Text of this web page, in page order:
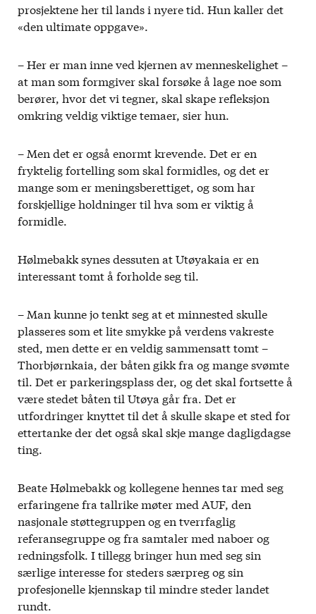
prosjektene her til lands i nyere tid. Hun kaller det
«den ultimate oppgave».
– Her er man inne ved kjernen av menneskelighet –
at man som formgiver skal forsøke å lage noe som
berører, hvor det vi tegner, skal skape refleksjon
omkring veldig viktige temaer, sier hun.
– Men det er også enormt krevende. Det er en
fryktelig fortelling som skal formidles, og det er
mange som er meningsberettiget, og som har
forskjellige holdninger til hva som er viktig å
formidle.
Hølmebakk synes dessuten at Utøyakaia er en
interessant tomt å forholde seg til.
– Man kunne jo tenkt seg at et minnested skulle
plasseres som et lite smykke på verdens vakreste
sted, men dette er en veldig sammensatt tomt –
Thorbjørnkaia, der båten gikk fra og mange svømte
til. Det er parkeringsplass der, og det skal fortsette å
være stedet båten til Utøya går fra. Det er
utfordringer knyttet til det å skulle skape et sted for
ettertanke der det også skal skje mange dagligdagse
ting.
Beate Hølmebakk og kollegene hennes tar med seg
erfaringene fra tallrike møter med AUF, den
nasjonale støttegruppen og en tverrfaglig
referansegruppe og fra samtaler med naboer og
redningsfolk. I tillegg bringer hun med seg sin
særlige interesse for steders særpreg og sin
profesjonelle kjennskap til mindre steder landet
rundt.